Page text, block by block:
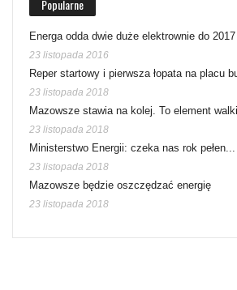
Popularne
Energa odda dwie duże elektrownie do
23 listopada 2016
Reper startowy i pierwsza łopata na placu
23 listopada 2018
Mazowsze stawia na kolej. To element walki
23 listopada 2018
Ministerstwo Energii: czeka nas rok pełen...
23 listopada 2018
Mazowsze będzie oszczędzać energię
23 listopada 2018